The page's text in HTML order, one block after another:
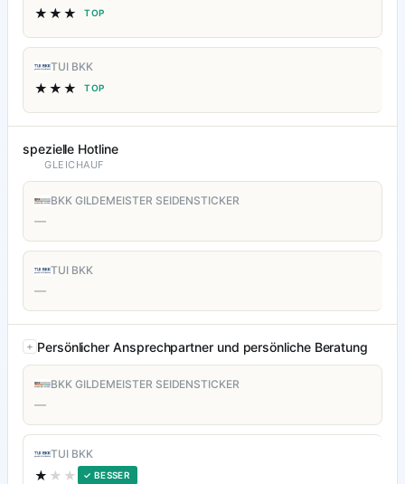
★★★ TOP
TUI BKK
★★★ TOP
spezielle Hotline
GLEICHAUF
BKK GILDEMEISTER SEIDENSTICKER
—
TUI BKK
—
Persönlicher Ansprechpartner und persönliche Beratung
BKK GILDEMEISTER SEIDENSTICKER
—
TUI BKK
★ ★★ ✓ BESSER